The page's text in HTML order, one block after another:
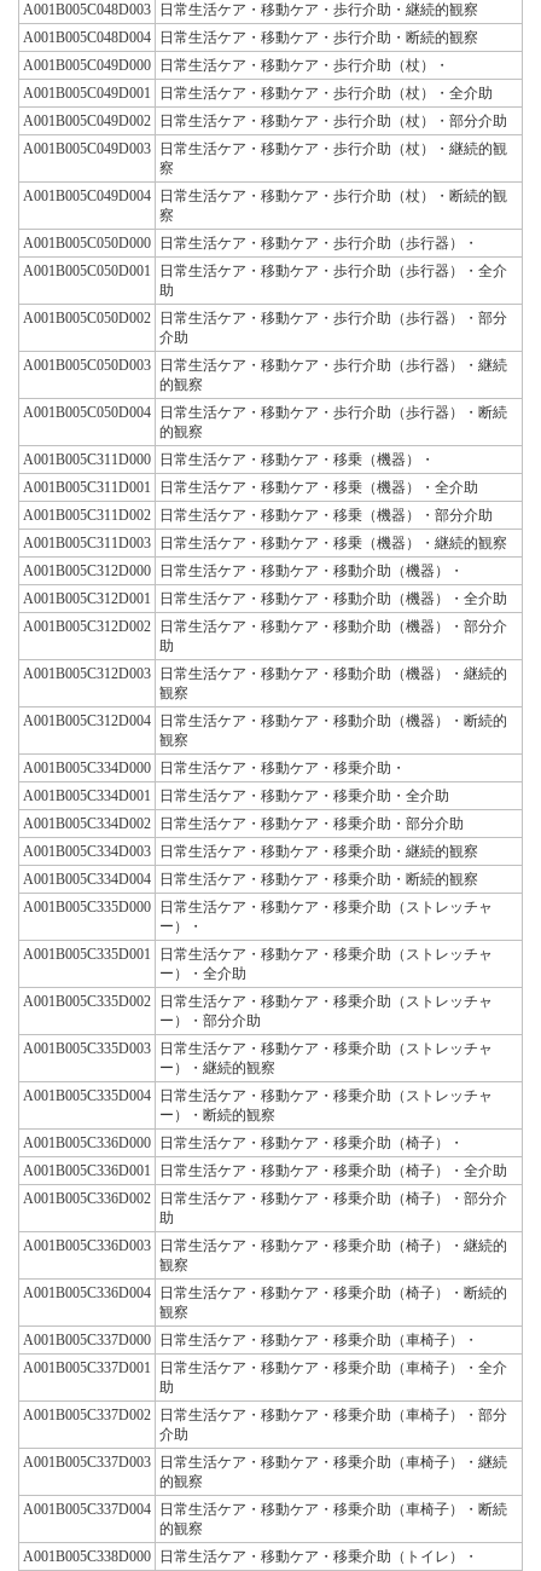
A001B005C048D003
日常生活ケア・移動ケア・歩行介助・継続的観察
A001B005C048D004
日常生活ケア・移動ケア・歩行介助・断続的観察
A001B005C049D000
日常生活ケア・移動ケア・歩行介助（杖）・
A001B005C049D001
日常生活ケア・移動ケア・歩行介助（杖）・全介助
A001B005C049D002
日常生活ケア・移動ケア・歩行介助（杖）・部分介助
A001B005C049D003
日常生活ケア・移動ケア・歩行介助（杖）・継続的観
察
A001B005C049D004
日常生活ケア・移動ケア・歩行介助（杖）・断続的観
察
A001B005C050D000
日常生活ケア・移動ケア・歩行介助（歩行器）・
A001B005C050D001
日常生活ケア・移動ケア・歩行介助（歩行器）・全介
助
A001B005C050D002
日常生活ケア・移動ケア・歩行介助（歩行器）・部分
介助
A001B005C050D003
日常生活ケア・移動ケア・歩行介助（歩行器）・継続
的観察
A001B005C050D004
日常生活ケア・移動ケア・歩行介助（歩行器）・断続
的観察
A001B005C311D000
日常生活ケア・移動ケア・移乗（機器）・
A001B005C311D001
日常生活ケア・移動ケア・移乗（機器）・全介助
A001B005C311D002
日常生活ケア・移動ケア・移乗（機器）・部分介助
A001B005C311D003
日常生活ケア・移動ケア・移乗（機器）・継続的観察
A001B005C312D000
日常生活ケア・移動ケア・移動介助（機器）・
A001B005C312D001
日常生活ケア・移動ケア・移動介助（機器）・全介助
A001B005C312D002
日常生活ケア・移動ケア・移動介助（機器）・部分介
助
A001B005C312D003
日常生活ケア・移動ケア・移動介助（機器）・継続的
観察
A001B005C312D004
日常生活ケア・移動ケア・移動介助（機器）・断続的
観察
A001B005C334D000
日常生活ケア・移動ケア・移乗介助・
A001B005C334D001
日常生活ケア・移動ケア・移乗介助・全介助
A001B005C334D002
日常生活ケア・移動ケア・移乗介助・部分介助
A001B005C334D003
日常生活ケア・移動ケア・移乗介助・継続的観察
A001B005C334D004
日常生活ケア・移動ケア・移乗介助・断続的観察
A001B005C335D000
日常生活ケア・移動ケア・移乗介助（ストレッチャ
ー）・
A001B005C335D001
日常生活ケア・移動ケア・移乗介助（ストレッチャ
ー）・全介助
A001B005C335D002
日常生活ケア・移動ケア・移乗介助（ストレッチャ
ー）・部分介助
A001B005C335D003
日常生活ケア・移動ケア・移乗介助（ストレッチャ
ー）・継続的観察
A001B005C335D004
日常生活ケア・移動ケア・移乗介助（ストレッチャ
ー）・断続的観察
A001B005C336D000
日常生活ケア・移動ケア・移乗介助（椅子）・
A001B005C336D001
日常生活ケア・移動ケア・移乗介助（椅子）・全介助
A001B005C336D002
日常生活ケア・移動ケア・移乗介助（椅子）・部分介
助
A001B005C336D003
日常生活ケア・移動ケア・移乗介助（椅子）・継続的
観察
A001B005C336D004
日常生活ケア・移動ケア・移乗介助（椅子）・断続的
観察
A001B005C337D000
日常生活ケア・移動ケア・移乗介助（車椅子）・
A001B005C337D001
日常生活ケア・移動ケア・移乗介助（車椅子）・全介
助
A001B005C337D002
日常生活ケア・移動ケア・移乗介助（車椅子）・部分
介助
A001B005C337D003
日常生活ケア・移動ケア・移乗介助（車椅子）・継続
的観察
A001B005C337D004
日常生活ケア・移動ケア・移乗介助（車椅子）・断続
的観察
A001B005C338D000
日常生活ケア・移動ケア・移乗介助（トイレ）・